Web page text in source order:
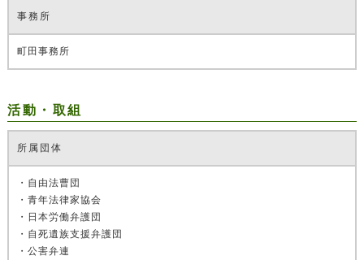
事務所
町田事務所
活動・取組
所属団体
・自由法曹団
・青年法律家協会
・日本労働弁護団
・自死遺族支援弁護団
・公害弁連